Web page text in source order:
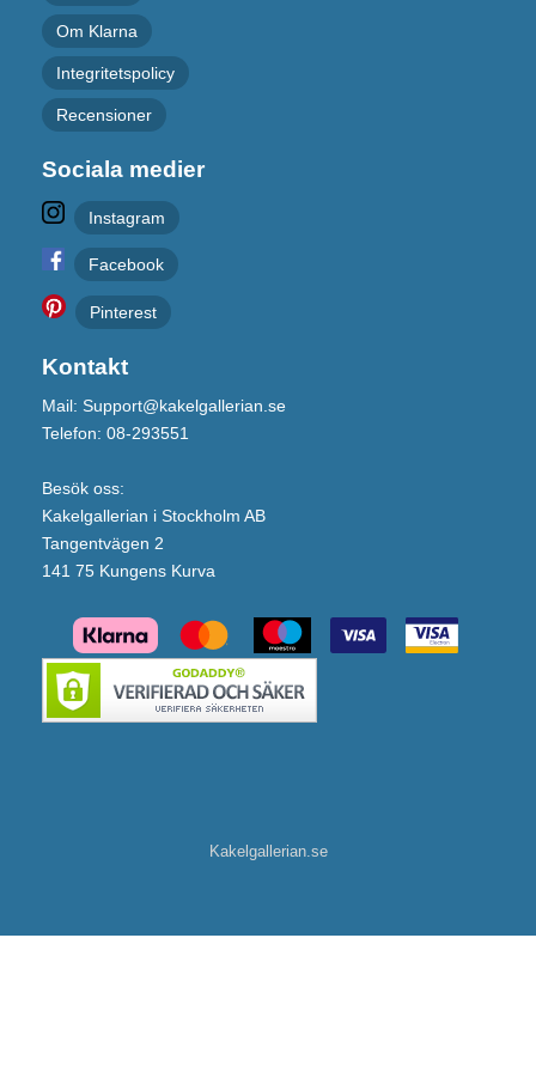
Om Klarna
Integritetspolicy
Recensioner
Sociala medier
Instagram
Facebook
Pinterest
Kontakt
Mail: Support@kakelgallerian.se
Telefon: 08-293551
Besök oss:
Kakelgallerian i Stockholm AB
Tangentvägen 2
141 75 Kungens Kurva
Kakelgallerian.se